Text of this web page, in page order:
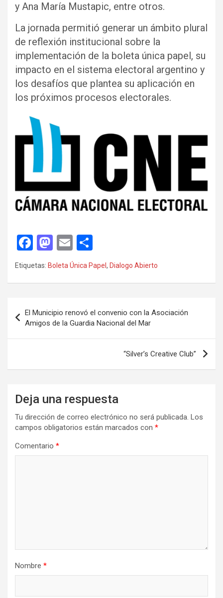
y Ana María Mustapic, entre otros.
La jornada permitió generar un ámbito plural
de reflexión institucional sobre la
implementación de la boleta única papel, su
impacto en el sistema electoral argentino y
los desafíos que plantea su aplicación en
los próximos procesos electorales.
F
a
ce
o
o
k
M
a
st
d
o
n
E
m
ail m
ar
tir
Etiquetas: Boleta Única Papel , Dialogo Abierto
de
entradas
El Municipio renovó el convenio con la Asociación
Amigos de la Guardia Nacional del Mar
“Silver’s Creative Club”
Deja una respuesta
Tu dirección de correo electrónico no será publicada. Los
campos obligatorios están marcados con *
Comentario *
Nombre *